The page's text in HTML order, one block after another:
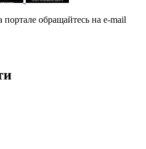
обращайтесь на e-mail